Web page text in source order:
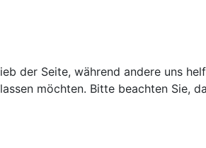
der Seite, während andere uns
möchten. Bitte beachten Sie,